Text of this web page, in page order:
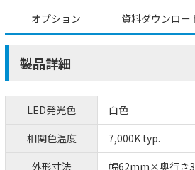
オプション 資料ダウンロー
製品詳細
LED発光色
白色
相関色温度
7,000K typ.
外形寸法
幅62mm×奥行き